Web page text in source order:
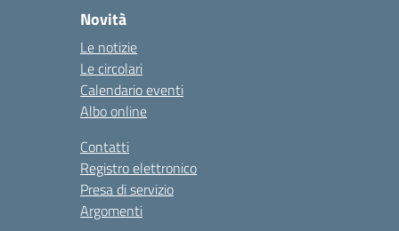
Novità
Le notizie
Le circolari
Calendario eventi
Albo online
Contatti
Registro elettronico
Presa di servizio
Argomenti